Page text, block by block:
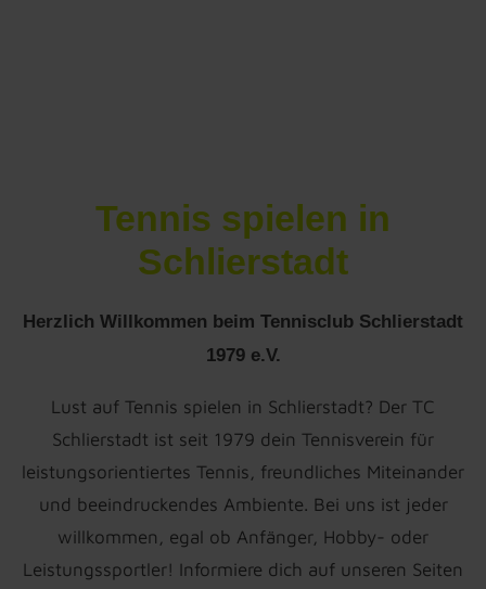
Tennis spielen in
Schlierstadt
Herzlich Willkommen beim Tennisclub Schlierstadt
1979 e.V.
Lust auf Tennis spielen in Schlierstadt? Der TC
Schlierstadt ist seit 1979 dein Tennisverein für
leistungsorientiertes Tennis, freundliches Miteinander
und beeindruckendes Ambiente. Bei uns ist jeder
willkommen, egal ob Anfänger, Hobby- oder
Leistungssportler! ​Informiere dich auf unseren Seiten